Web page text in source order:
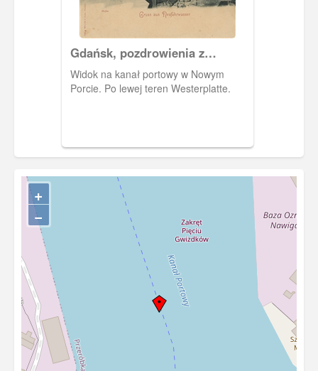
Gdańsk, pozdrowienia z
Nowego Portu
Widok na kanał portowy w Nowym
Porcie. Po lewej teren Westerplatte.
+
−